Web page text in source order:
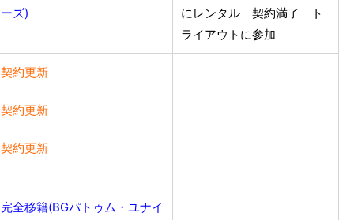
ーズ)
にレンタル 契約満了 ト
ライアウトに参加
契約更新
契約更新
契約更新
完全移籍(BGパトゥム・ユナイ